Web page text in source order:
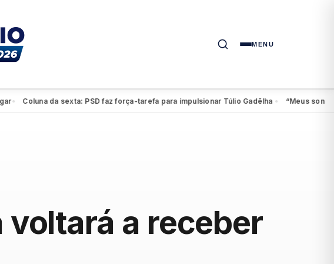
MENU
Coluna da sexta: PSD faz força-tarefa para impulsionar Túlio Gadêlha● “Meus sonhos
a receber